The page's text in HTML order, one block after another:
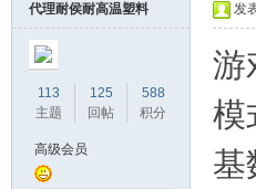
代理耐侯耐高温塑料
113
主题
125
回帖
588
积分
高级会员
发
游
模
基